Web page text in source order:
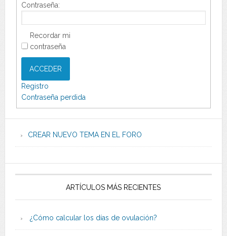
Contraseña:
Recordar mi
contraseña
ACCEDER
Registro
Contraseña perdida
CREAR NUEVO TEMA EN EL FORO
ARTÍCULOS MÁS RECIENTES
¿Cómo calcular los días de ovulación?